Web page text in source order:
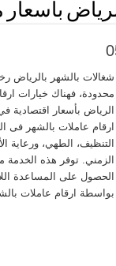
بأسعار
شغالات بالشهر بالرياض
محدودة، فهناك خيارات
الرياض بأسعار اقتصادية
ارقام عاملات بالشهر فى
التنظيف، الطهي،
الزمني. توفر هذه الخدمة
الحصول على المساعدة
بواسطة ارقام عاملات